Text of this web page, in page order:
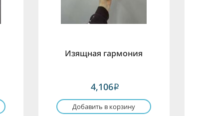
Изящная гармония
4,106i
Добавить в корзину